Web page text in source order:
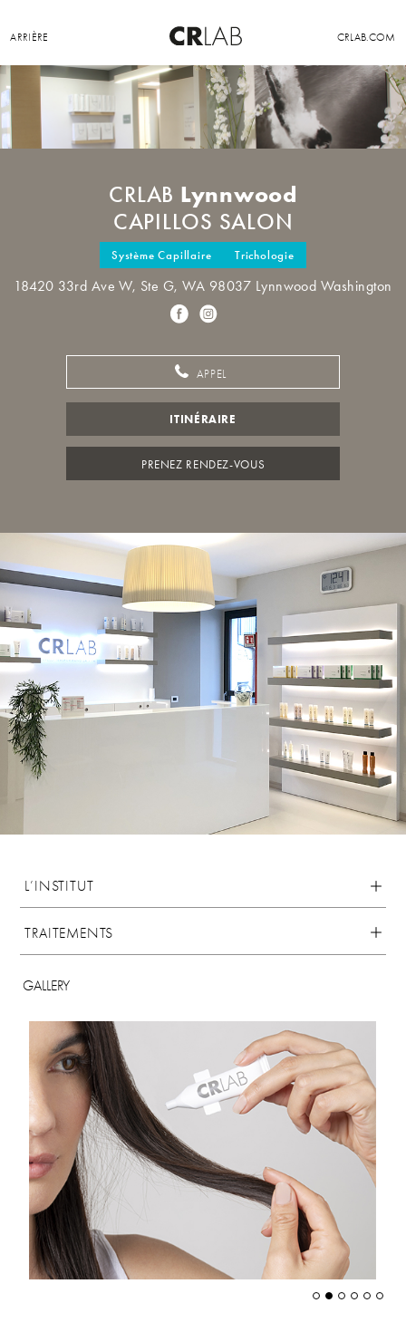
ARRIÈRE CRLAB.COM
CRLAB Lynnwood
CAPILLOS SALON
Système Capillaire Trichologie
18420 33rd Ave W, Ste G, WA 98037 Lynnwood Washington
APPEL
ITINÉRAIRE
PRENEZ RENDEZ-VOUS
L’INSTITUT
TRAITEMENTS
GALLERY